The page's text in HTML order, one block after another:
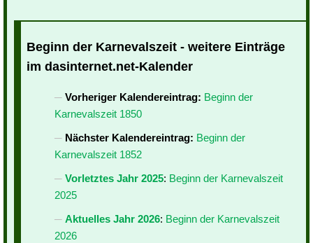
Beginn der Karnevalszeit - weitere Einträge
im dasinternet.net-Kalender
Vorheriger Kalendereintrag: Beginn der
Karnevalszeit 1850
Nächster Kalendereintrag: Beginn der
Karnevalszeit 1852
Vorletztes Jahr 2025: Beginn der Karnevalszeit
2025
Aktuelles Jahr 2026: Beginn der Karnevalszeit
2026